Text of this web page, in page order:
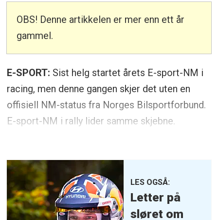
OBS! Denne artikkelen er mer enn ett år
gammel.
E-SPORT: Sist helg startet årets E-sport-NM i
racing, men denne gangen skjer det uten en
offisiell NM-status fra Norges Bilsportforbund.
E-sport-NM i rally lider samme skjebne.
LES OGSÅ:
Letter på
sløret om